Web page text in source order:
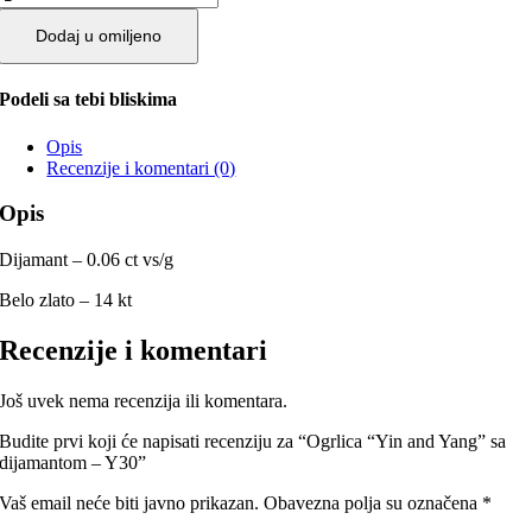
Dodaj u omiljeno
Podeli sa tebi bliskima
Opis
Recenzije i komentari (0)
Opis
Dijamant – 0.06 ct vs/g
Belo zlato – 14 kt
Recenzije i komentari
Još uvek nema recenzija ili komentara.
Budite prvi koji će napisati recenziju za “Ogrlica “Yin and Yang” sa
dijamantom – Y30”
Vaš email neće biti javno prikazan. Obavezna polja su označena *